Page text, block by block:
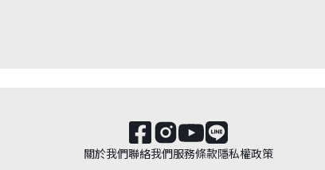
關於我們聯絡我們服務條款隱私權政策